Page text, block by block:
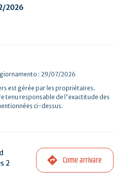
2026
: 29/07/2026
est gérée par les propriétaires.
tenu responsable de l'exactitude des
ci-dessus.
2
Come arrivare